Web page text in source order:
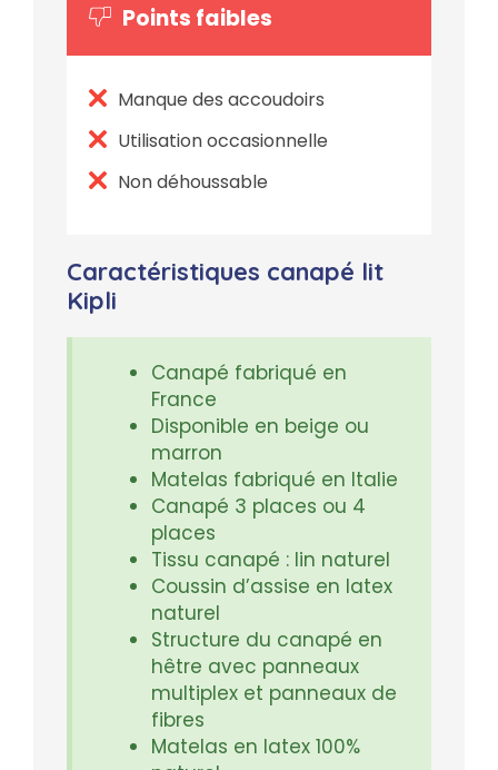
Points faibles
Manque des accoudoirs
Utilisation occasionnelle
Non déhoussable
Caractéristiques canapé lit
Kipli
Canapé fabriqué en
France
Disponible en beige ou
marron
Matelas fabriqué en Italie
Canapé 3 places ou 4
places
Tissu canapé : lin naturel
Coussin d’assise en latex
naturel
Structure du canapé en
hêtre avec panneaux
multiplex et panneaux de
fibres
Matelas en latex 100%